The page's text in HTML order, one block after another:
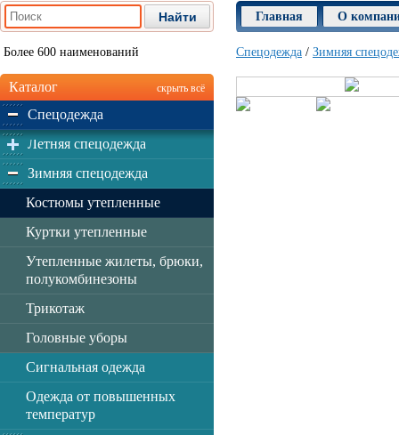
Главная О
Более 600 наименований
Каталог скрыть всё
Спецодежда
Летняя спецодежда
Зимняя спецодежда
Костюмы утепленные
Куртки утепленные
Утепленные жилеты, брюки,
полукомбинезоны
Трикотаж
Головные уборы
Сигнальная одежда
Одежда от повышенных
температур
Спецодежда / Зимняя